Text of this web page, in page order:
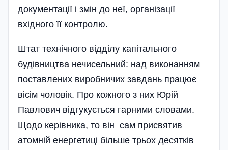
документації і змін до неї, організації
вхідного її контролю.
Штат технічного відділу капітального
будівництва нечисельний: над виконанням
поставлених виробничих завдань працює
вісім чоловік. Про кожного з них Юрій
Павлович відгукується гарними словами.
Щодо керівника, то він сам присвятив
атомній енергетиці більше трьох десятків